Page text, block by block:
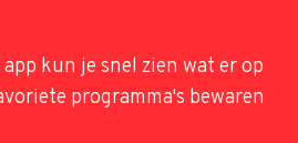
kun je snel zien wat er op
programma's bewaren